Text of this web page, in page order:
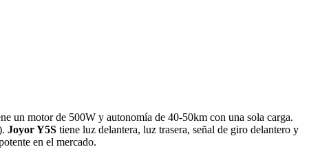
un motor de 500W y autonomía de 40-50km con una sola carga.
Joyor Y5S tiene luz delantera, luz trasera, señal de giro delantero y
en el mercado.